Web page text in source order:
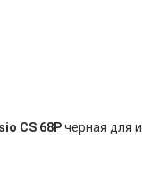
CS 68Pчерная для